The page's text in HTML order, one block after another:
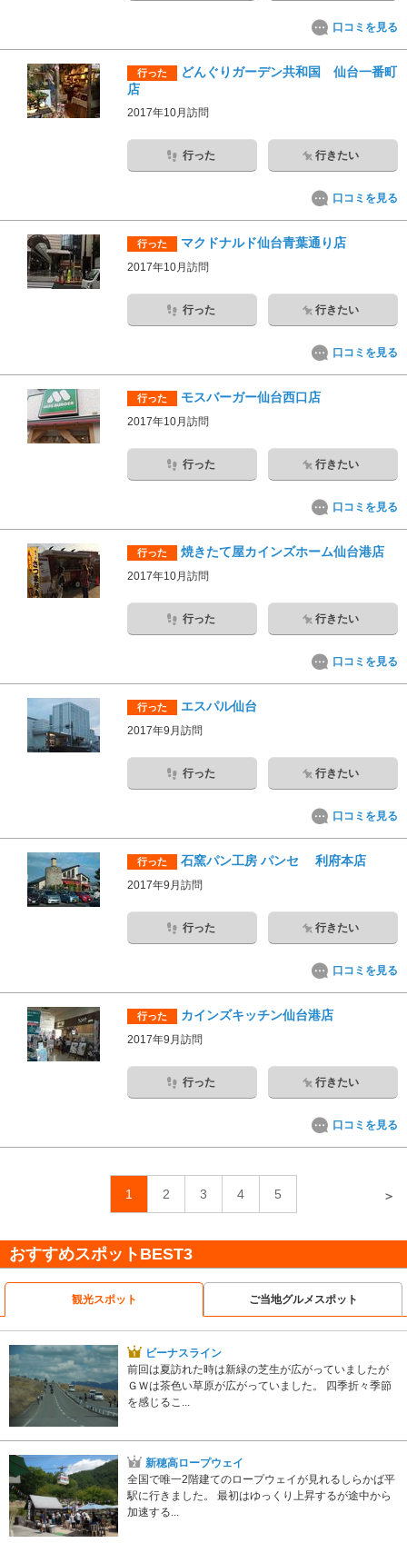
口コミを見る
行った
どんぐりガーデン共和国 仙台一番町
店
2017年10月訪問
行った 行きたい
口コミを見る
行った マクドナルド仙台青葉通り店
2017年10月訪問
行った 行きたい
口コミを見る
行った モスバーガー仙台西口店
2017年10月訪問
行った 行きたい
口コミを見る
行った 焼きたて屋カインズホーム仙台港店
2017年10月訪問
行った 行きたい
口コミを見る
行った エスパル仙台
2017年9月訪問
行った 行きたい
口コミを見る
行った 石窯パン工房 パンセ 利府本店
2017年9月訪問
行った 行きたい
口コミを見る
行った カインズキッチン仙台港店
2017年9月訪問
行った 行きたい
口コミを見る
1 2 3 4 5 ＞
おすすめスポットBEST3
観光スポット ご当地グルメスポット
ビーナスライン
前回は夏訪れた時は新緑の芝生が広がっていましたが
ＧＷは茶色い草原が広がっていました。 四季折々季節
を感じるこ...
新穂高ロープウェイ
全国で唯一2階建てのロープウェイが見れるしらかば平
駅に行きました。 最初はゆっくり上昇するが途中から
加速する...